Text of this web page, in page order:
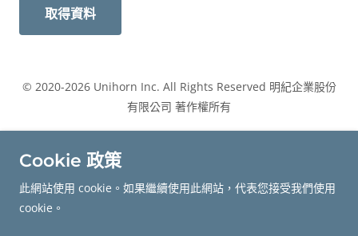
取得資料
© 2020-2026 Unihorn Inc. All Rights Reserved 明紀企業股份
有限公司 著作權所有
Cookie 政策
此網站使用 cookie。如果繼續使用此網站，代表您接受我們使用
cookie。